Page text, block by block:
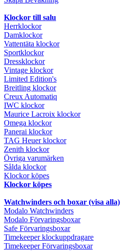
Klockor till salu
Herrklockor
Damklockor
Vattentäta klockor
Sportklockor
Dressklockor
Vintage klockor
Limited Edition's
Breitling klockor
Creux Automatiq
IWC klockor
Maurice Lacroix klockor
Omega klockor
Panerai klockor
TAG Heuer klockor
Zenith klockor
Övriga varumärken
Sålda klockor
Klockor köpes
Klockor köpes
Watchwinders och boxar (visa alla)
Modalo Watchwinders
Modalo Förvaringsboxar
Safe Förvaringsboxar
Timekeeper klockuppdragare
Timekeeper Förvaringsboxar